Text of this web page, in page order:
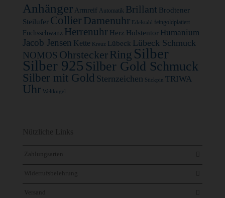
Anhänger Armreif Automatik Brillant Brodtener
Steilufer Collier Damenuhr Edelstahl feingoldplatiert
Fuchsschwanz Herrenuhr Herz Holstentor Humanium
Jacob Jensen Kette Kreuz Lübeck Lübeck Schmuck
NOMOS OhrsteckerRing Silber
Silber 925 Silber Gold Schmuck
Silber mit Gold Sternzeichen Stickpin TRIWA
Uhr Weltkugel